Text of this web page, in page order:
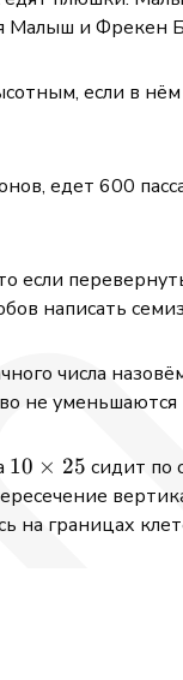
Малыш и Фрекен
если в
едет 600
если
написать
числа
не
10\times25
10 × 25 сидит по
на границах